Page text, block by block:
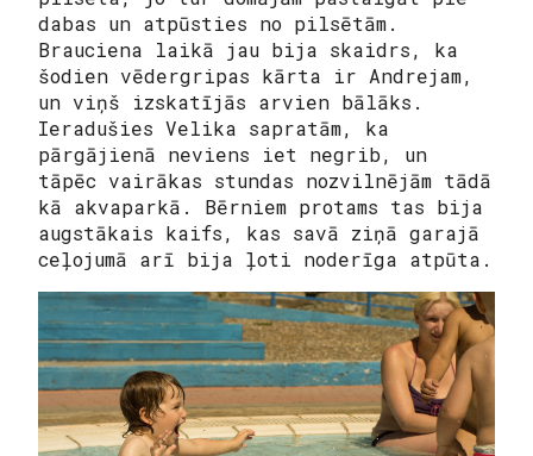
dabas un atpūsties no pilsētām.
Brauciena laikā jau bija skaidrs, ka
šodien vēdergripas kārta ir Andrejam,
un viņš izskatījās arvien bālāks.
Ieradušies Velika sapratām, ka
pārgājienā neviens iet negrib, un
tāpēc vairākas stundas nozvilnējām tādā
kā akvaparkā. Bērniem protams tas bija
augstākais kaifs, kas savā ziņā garajā
ceļojumā arī bija ļoti noderīga atpūta.